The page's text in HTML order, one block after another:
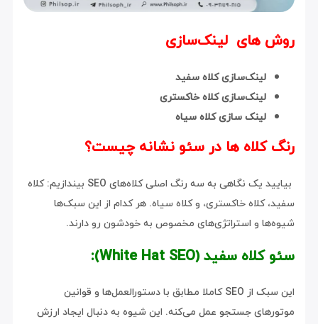
روش های لینک‌سازی
لینک‌سازی کلاه سفید
لینک‌سازی کلاه خاکستری
لینک سازی کلاه سیاه
رنگ کلاه ها در سئو نشانه چیست؟
بیایید یک نگاهی به سه رنگ اصلی کلاه‌های SEO بیندازیم: کلاه
سفید، کلاه خاکستری، و کلاه سیاه. هر کدام از این سبک‌ها
شیوه‌ها و استراتژی‌های مخصوص به خودشون رو دارند.
سئو کلاه سفید (White Hat SEO):
این سبک از SEO کاملا مطابق با دستورالعمل‌ها و قوانین
موتورهای جستجو عمل می‌کنه. این شیوه به دنبال ایجاد ارزش